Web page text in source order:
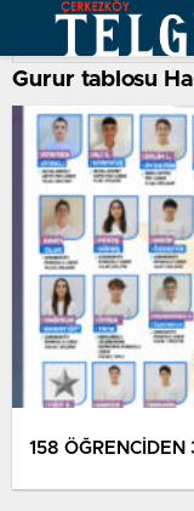
Gurur tablosu
158 ÖĞRENCİDEN